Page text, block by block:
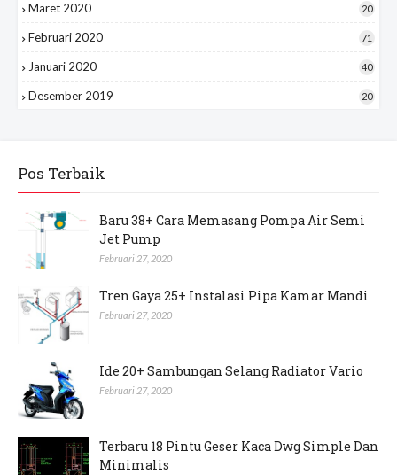
Maret 2020 20
Februari 2020 71
Januari 2020 40
Desember 2019 20
Pos Terbaik
Baru 38+ Cara Memasang Pompa Air Semi
Jet Pump
Februari 27, 2020
Tren Gaya 25+ Instalasi Pipa Kamar Mandi
Februari 27, 2020
Ide 20+ Sambungan Selang Radiator Vario
Februari 27, 2020
Terbaru 18 Pintu Geser Kaca Dwg Simple Dan
Minimalis